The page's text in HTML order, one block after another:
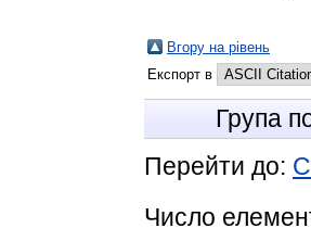
Вгору на рівень
Експорт в
Група
Перейти до:
Число